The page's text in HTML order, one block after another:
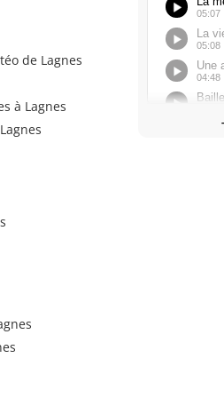
de Lagnes
à Lagnes